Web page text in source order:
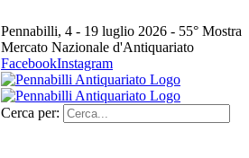
Pennabilli, 4 - 19 luglio 2026 - 55° Mostra
Mercato Nazionale d'Antiquariato
FacebookInstagram
Cerca per: